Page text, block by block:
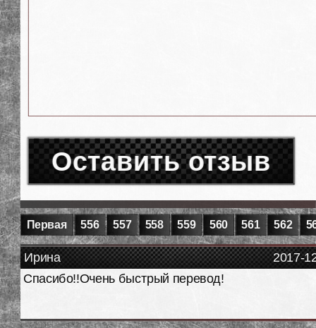
Оставить отзыв
Первая 556 557 558 559 560 561 562
2017-
Ирина
Спасибо!!Очень быстрый перевод!